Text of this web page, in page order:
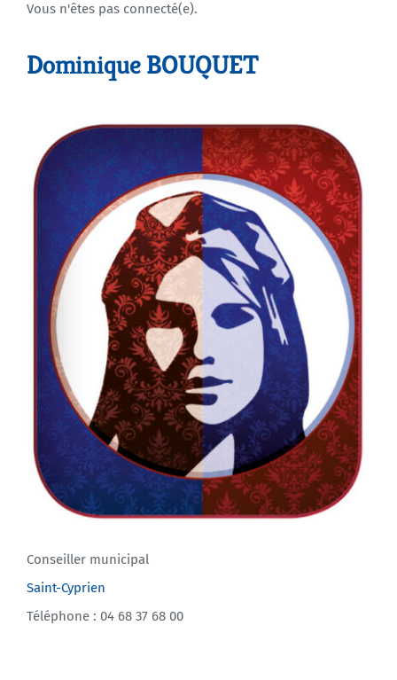
Agenda
Vous n'êtes pas connecté(e).
Dominique BOUQUET
Conseiller municipal
Saint-Cyprien
Téléphone : 04 68 37 68 00